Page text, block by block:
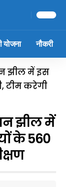
योजना नौकरी
झील में इस
टीम करेगी
झील में
के 560